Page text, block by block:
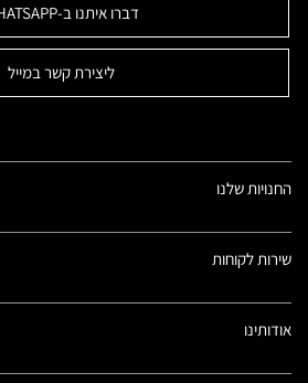
דברו איתנו ב-WHATSAPP
ליצירת קשר במייל
החנויות שלנו
שירות לקוחות
אודותינו